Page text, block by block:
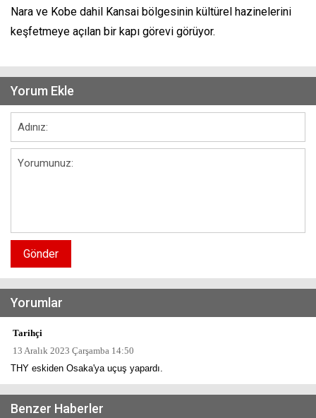
Nara ve Kobe dahil Kansai bölgesinin kültürel hazinelerini
keşfetmeye açılan bir kapı görevi görüyor.
Yorum Ekle
Gönder
Yorumlar
Tarihçi
13 Aralık 2023 Çarşamba 14:50
THY eskiden Osaka'ya uçuş yapardı.
Benzer Haberler